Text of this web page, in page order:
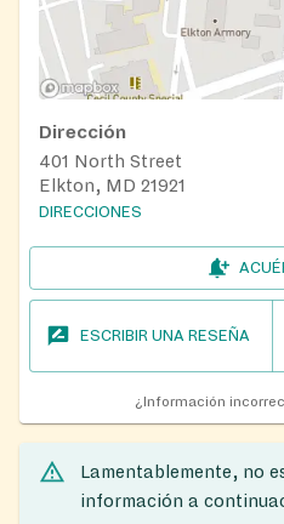
Dirección
401 North Street
Elkton, MD 21921
DIRECCIONES
ESCRIBIR UNA RESEÑA
¿Información
Lamentablemente, no
información a